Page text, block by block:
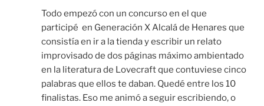
Todo empezó con un concurso en el que
participé en Generación X Alcalá de Henares que
consistía en ir a la tienda y escribir un relato
improvisado de dos páginas máximo ambientado
en la literatura de Lovecraft que contuviese cinco
palabras que ellos te daban. Quedé entre los 10
finalistas. Eso me animó a seguir escribiendo, o